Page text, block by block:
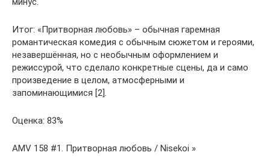
Итог: «Притворная любовь» – обычная гаремная
романтическая комедия с обычным сюжетом и героями,
незавершённая, но с необычным оформлением и
режиссурой, что сделало конкретные сцены, да и само
произведение в целом, атмосферными и
запоминающимися [2].
Оценка: 83%
AMV 158 #1. Притворная любовь / Nisekoi »